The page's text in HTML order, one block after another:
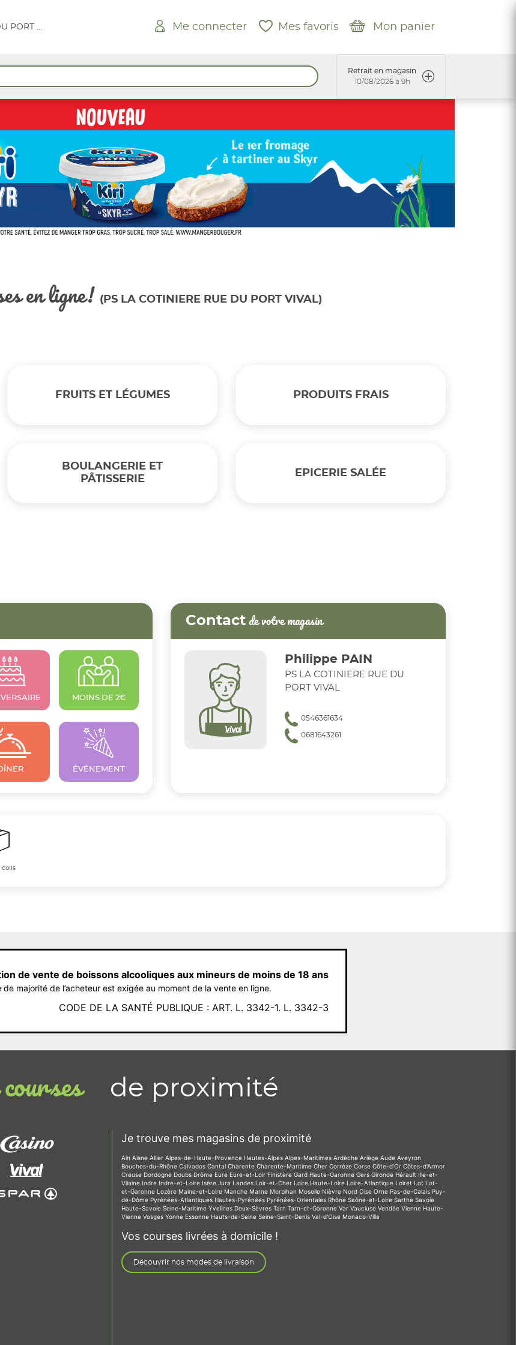
PS LA COTINIERE RUE DU PORT VIVAL
Me connecter Mes favoris Mon panier
Retrait en magasin
10/08/2026 à 9h
en ligne! (PS LA COTINIERE RUE DU PORT VIVAL)
FRUITS ET LÉGUMES PRODUITS FRAIS
BOULANGERIE ET
PÂTISSERIE
EPICERIE SALÉE
MOINS DE 2€
ÉVÉNEMENT
Contact de votre magasin
Philippe PAIN
PS LA COTINIERE RUE DU
PORT VIVAL
0546361634
0681643261
colis
de vente de boissons alcooliques aux mineurs de moins de 18 ans
de majorité de l’acheteur est exigée au moment de la vente en ligne.
CODE DE LA SANTÉ PUBLIQUE : ART. L. 3342-1. L. 3342-3
de proximité
Je trouve mes magasins de proximité
Ain Aisne Allier Alpes-de-Haute-Provence Hautes-Alpes Alpes-Maritimes Ardèche Ariège Aude Aveyron
Bouches-du-Rhône Calvados Cantal Charente Charente-Maritime Cher Corrèze Corse Côte-d'Or Côtes-d'Armor
Creuse Dordogne Doubs Drôme Eure Eure-et-Loir Finistère Gard Haute-Garonne Gers Gironde Hérault Ille-et-
Vilaine Indre Indre-et-Loire Isère Jura Landes Loir-et-Cher Loire Haute-Loire Loire-Atlantique Loiret Lot Lot-
et-Garonne Lozère Maine-et-Loire Manche Marne Morbihan Moselle Nièvre Nord Oise Orne Pas-de-Calais Puy-
de-Dôme Pyrénées-Atlantiques Hautes-Pyrénées Pyrénées-Orientales Rhône Saône-et-Loire Sarthe Savoie
Haute-Savoie Seine-Maritime Yvelines Deux-Sèvres Tarn Tarn-et-Garonne Var Vaucluse Vendée Vienne Haute-
Vienne Vosges Yonne Essonne Hauts-de-Seine Seine-Saint-Denis Val-d'Oise Monaco-Ville
Vos courses livrées à domicile !
Découvrir nos modes de livraison